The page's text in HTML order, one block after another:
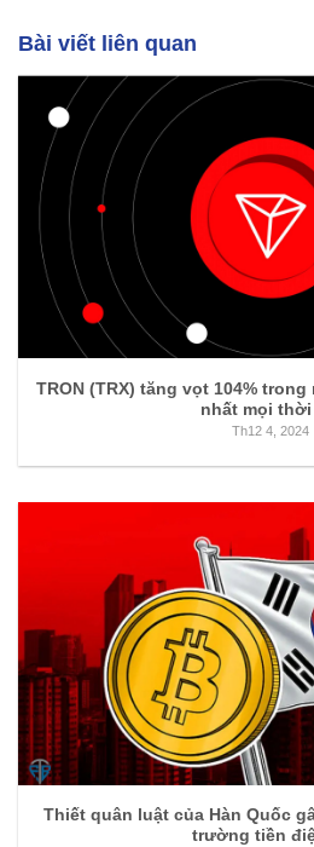
Bài viết liên quan
TRON (TRX) tăng vọt 104%
nhất mọi thời
Th12 4, 2024
Thiết quân luật của Hàn Quốc
trường tiền